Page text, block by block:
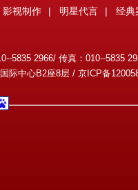
影视制作 | 明星代言 | 经典
5835 2966/ 传真：010--5835
际中心B2座8层 / 京ICP备